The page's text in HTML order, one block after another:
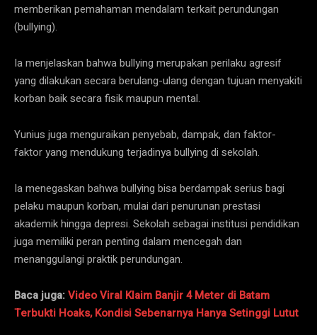
memberikan pemahaman mendalam terkait perundungan
(bullying).
Ia menjelaskan bahwa bullying merupakan perilaku agresif
yang dilakukan secara berulang-ulang dengan tujuan menyakiti
korban baik secara fisik maupun mental.
Yunius juga menguraikan penyebab, dampak, dan faktor-
faktor yang mendukung terjadinya bullying di sekolah.
Ia menegaskan bahwa bullying bisa berdampak serius bagi
pelaku maupun korban, mulai dari penurunan prestasi
akademik hingga depresi. Sekolah sebagai institusi pendidikan
juga memiliki peran penting dalam mencegah dan
menanggulangi praktik perundungan.
Baca juga:Video Viral Klaim Banjir 4 Meter di Batam
Terbukti Hoaks, Kondisi Sebenarnya Hanya Setinggi Lutut